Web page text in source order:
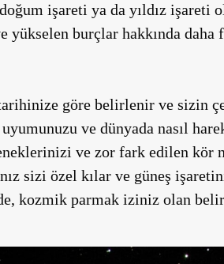
işareti ya da yıldız işareti
yükselen burçlar hakkında
göre belirlenir ve sizin
ve dünyada nasıl
ve zor fark edilen kör
sizi özel kılar ve güneş
kozmik parmak iziniz olan